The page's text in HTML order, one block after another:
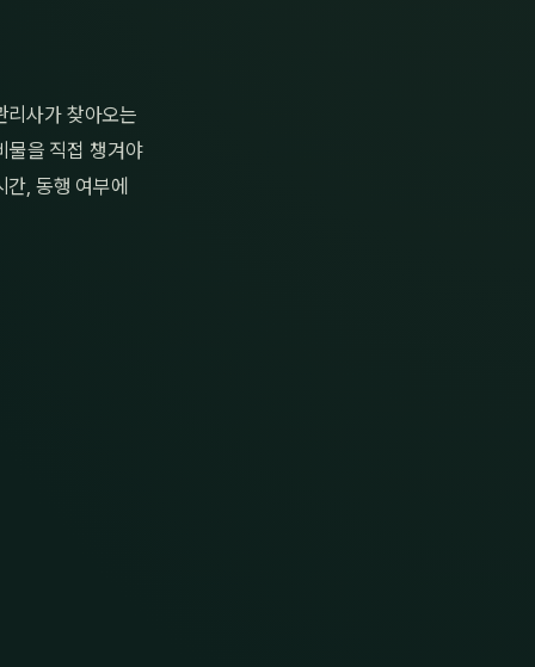
리사가 찾아오는
물을 직접 챙겨야
, 동행 여부에